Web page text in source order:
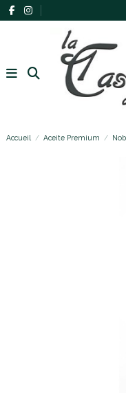
Accueil Aceite Premium